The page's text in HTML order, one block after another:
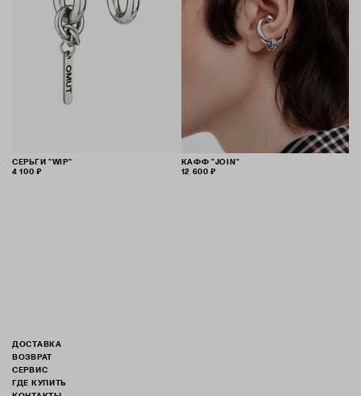
СЕРЬГИ "WIP"
4 100 ₽
КАФФ "JOIN"
12 600 ₽
ДОСТАВКА
ВОЗВРАТ
СЕРВИС
ГДЕ КУПИТЬ